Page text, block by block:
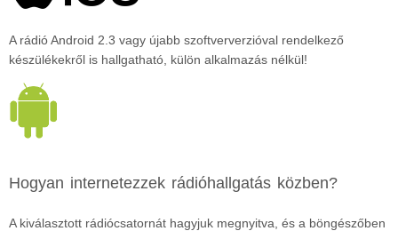
A rádió Android 2.3 vagy újabb szoftververzióval rendelkező
készülékekről is hallgatható, külön alkalmazás nélkül!
Hogyan internetezzek rádióhallgatás közben?
A kiválasztott rádiócsatornát hagyjuk megnyitva, és a böngészőben